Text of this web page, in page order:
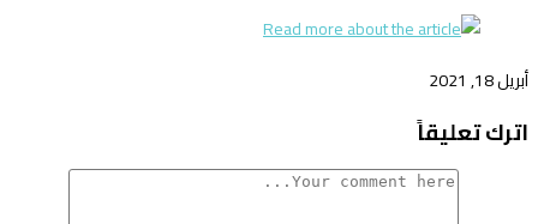
أبريل 18, 2021
اترك تعليقاً